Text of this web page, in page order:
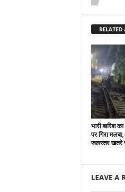
RELATED
भारी बारिश
पर गिरा
जलस्तर खतरे
LEAVE A